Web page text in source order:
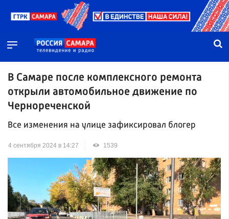
В Самаре после комплексного ремонта
открыли автомобильное движение по
Чернореченской
Все изменения на улице зафиксировал блогер
4 сентября 2024 в 14:27 1539